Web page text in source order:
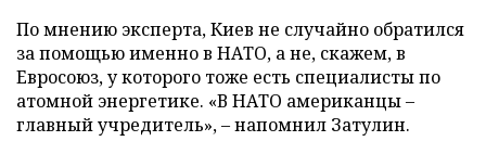
По мнению эксперта, Киев не случайно обратился
за помощью именно в НАТО, а не, скажем, в
Евросоюз, у которого тоже есть специалисты по
атомной энергетике. «В НАТО американцы –
главный учредитель», – напомнил Затулин.